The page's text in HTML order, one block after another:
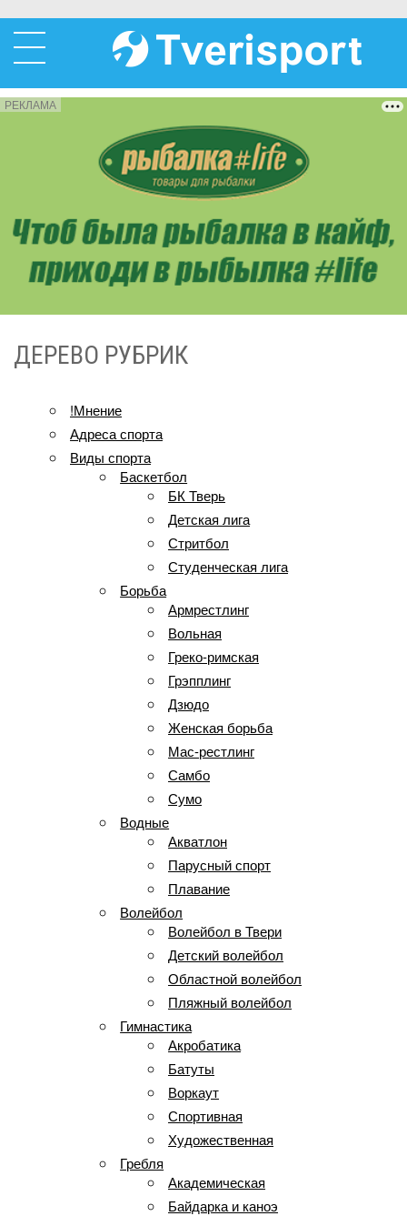
РЕКЛАМА
ДЕРЕВО РУБРИК
!Мнение
Адреса спорта
Виды спорта
Баскетбол
БК Тверь
Детская лига
Стритбол
Студенческая лига
Борьба
Армрестлинг
Вольная
Греко-римская
Грэпплинг
Дзюдо
Женская борьба
Мас-рестлинг
Самбо
Сумо
Водные
Акватлон
Парусный спорт
Плавание
Волейбол
Волейбол в Твери
Детский волейбол
Областной волейбол
Пляжный волейбол
Гимнастика
Акробатика
Батуты
Воркаут
Спортивная
Художественная
Гребля
Академическая
Байдарка и каноэ